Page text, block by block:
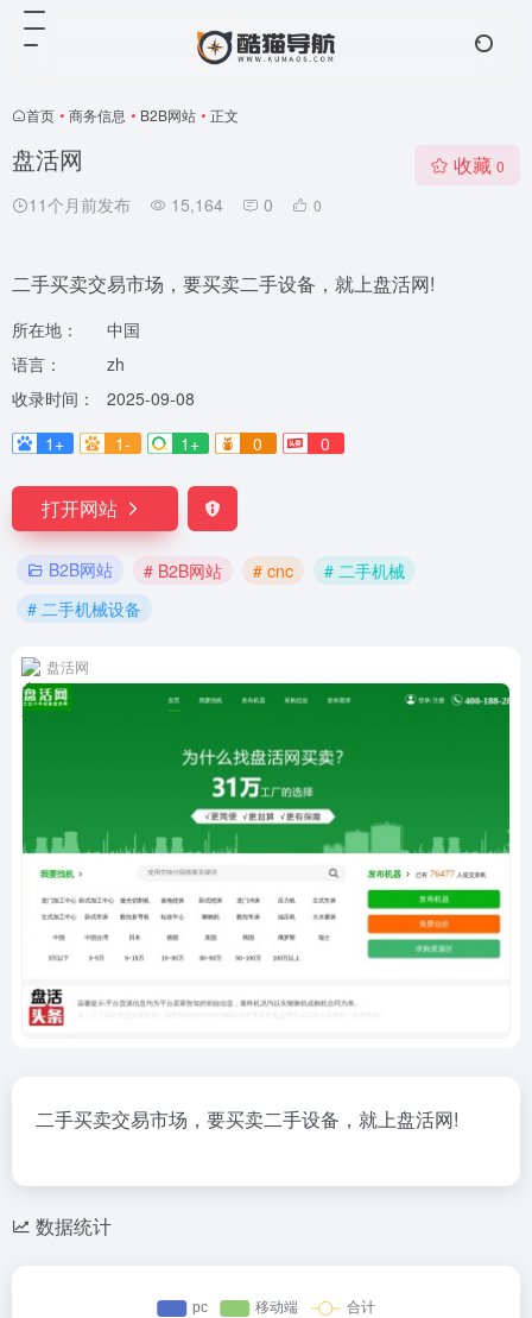
首页 • 商务信息 • B2B网站 • 正文
盘活网
11个月前发布 15,164 0 0
收藏 0
二手买卖交易市场，要买卖二手设备，就上盘活网!
所在地：
中国
语言：
zh
收录时间：
2025-09-08
1+
1- 1+ 0 0
打开网站
B2B网站 # B2B网站 # cnc
# 二手机械
# 二手机械设备
盘活网
二手买卖交易市场，要买卖二手设备，就上盘活网!
数据统计